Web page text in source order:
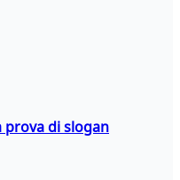
prova di slogan